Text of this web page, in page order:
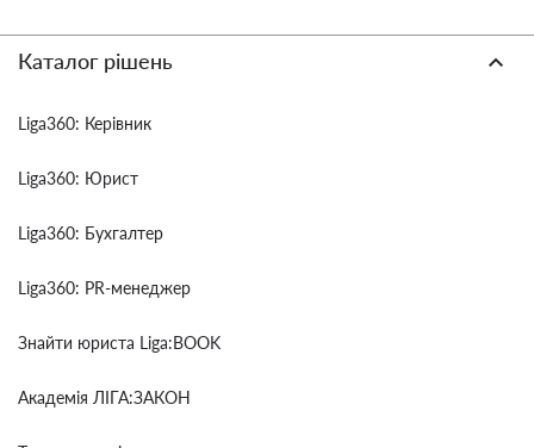
Каталог рішень
Liga360: Керівник
Liga360: Юрист
Liga360: Бухгалтер
Liga360: PR-менеджер
Знайти юриста Liga:BOOK
Академія ЛІГА:ЗАКОН